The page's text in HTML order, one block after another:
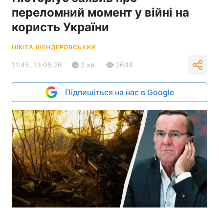
переломний момент у війні на
користь України
НІКІТА ШЕНДЕРОВСЬКИЙ
11:45, 13.05.26 2 хв. 2644
Підпишіться на нас в Google